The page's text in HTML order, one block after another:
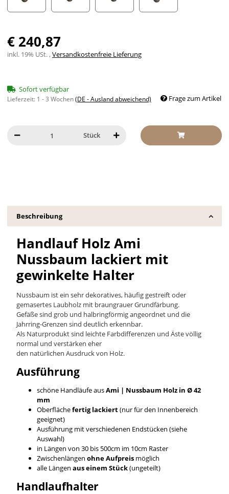
€ 240,87
inkl. 19% USt. ,Versandkostenfreie Lieferung
Sofort verfügbar
Lieferzeit: 1 - 3 Wochen(DE - Ausland abweichend) Frage zum Artikel
Stück
Beschreibung
Handlauf Holz Ami
Nussbaum lackiert mit
gewinkelte Halter
Nussbaum ist ein sehr dekoratives, häufig gestreift oder
gemasertes Laubholz mit braungrauer Grundfärbung.
Gefäße sind grob und halbringförmig angeordnet und die
Jahrring-Grenzen sind deutlich erkennbar.
Als Naturprodukt sind leichte Farbdifferenzen und Äste völlig
normal und verstärken eher
den natürlichen Ausdruck von Holz.
Ausführung
schöne Handläufe ausAmi | Nussbaum Holz in Ø 42
mm
Oberflächefertig lackiert(nur für den Innenbereich
geeignet)
Ausführung mit verschiedenen Endstücken (siehe
Auswahl)
in Längen von 30 bis 500cm im 10cm Raster
Zwischenlängen ohne Aufpreis möglich
alle Längen aus einem Stück(ungeteilt)
Handlaufhalter